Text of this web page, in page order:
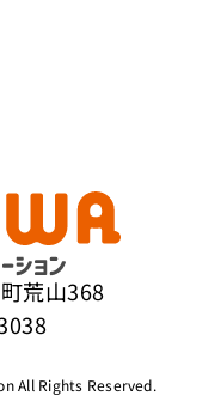
荒山368
All Rights Reserved.